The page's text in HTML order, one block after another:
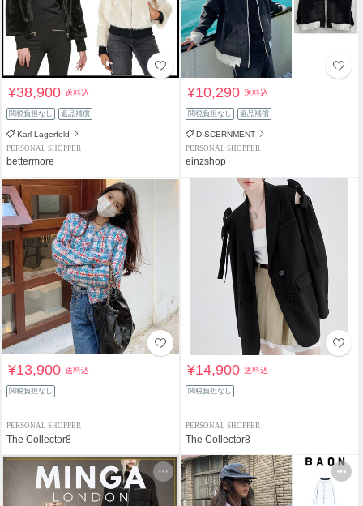
¥38,900送料込
関税負担なし 返品補償
Karl Lagerfeld
PERSONAL SHOPPER
bettermore
¥10,290送料込
関税負担なし 返品補償
DISCERNMENT
PERSONAL SHOPPER
einzshop
¥13,900送料込
関税負担なし
PERSONAL SHOPPER
The Collector8
¥14,900送料込
関税負担なし
PERSONAL SHOPPER
The Collector8